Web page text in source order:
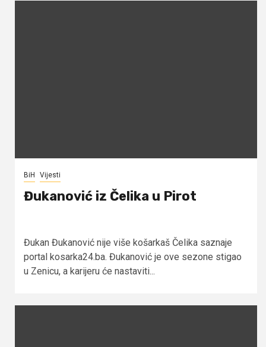
BiH Vijesti
Đukanović iz Čelika u Pirot
Đukan Đukanović nije više košarkaš Čelika saznaje
portal kosarka24.ba. Đukanović je ove sezone stigao
u Zenicu, a karijeru će nastaviti...